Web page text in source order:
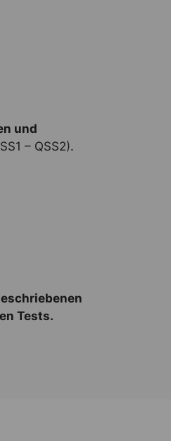
und
– QSS2).
Tests.